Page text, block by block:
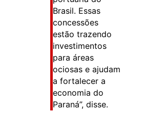
Brasil. Essas
concessões
estão trazendo
investimentos
para áreas
ociosas e ajudam
a fortalecer a
economia do
Paraná”, disse.